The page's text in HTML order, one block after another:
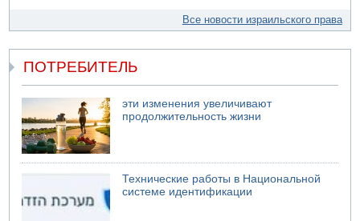
Все новости израильского права
ПОТРЕБИТЕЛЬ
эти изменения увеличивают
продолжительность жизни
Технические работы в Национальной
системе идентификации